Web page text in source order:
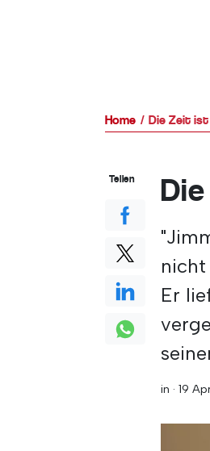
Home Die Zeit ist
nicht
Er
in ·19
Teilen